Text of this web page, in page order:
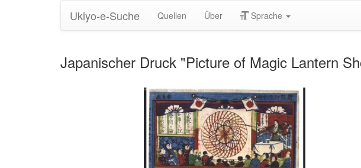
Ukiyo-e-Suche Quellen Über Sprache
Japanischer Druck "Picture of Magic Lantern